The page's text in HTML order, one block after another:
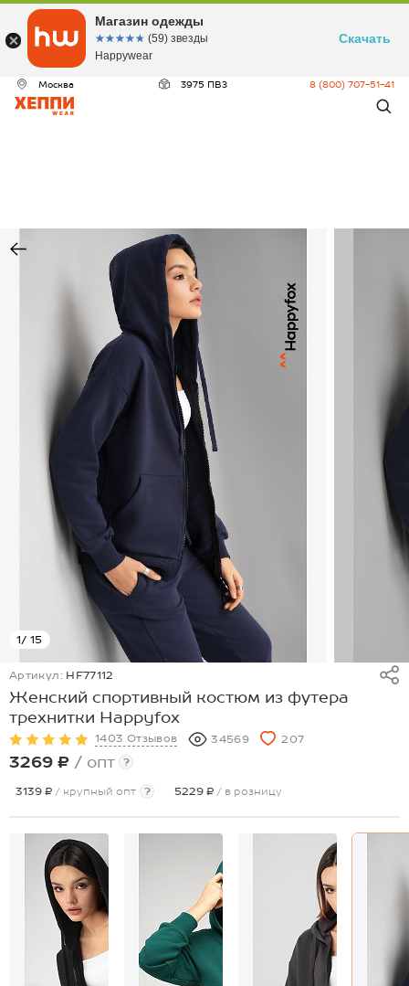
Москва 3975 ПВЗ 8 (800) 707-51-41
1/ 15
Артикул: HF77112
Женский спортивный костюм из футера
трехнитки Happyfox
1403 Отзывов 34569 207
3269 ₽ / опт ?
3139 ₽ / крупный опт ? 5229 ₽ / в розницу
Магазин одежды
☆☆☆☆☆
★★★★★ (59) звезды
Happywear
Скачать